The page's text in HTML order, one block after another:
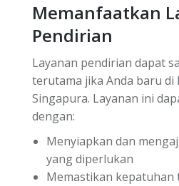
Memanfaatkan
Pendirian
Layanan pendirian dapat
terutama jika Anda baru
Singapura. Layanan ini
dengan:
Menyiapkan dan
yang diperlukan
Memastikan kepatuhan